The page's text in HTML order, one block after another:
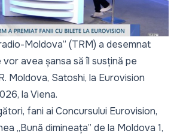
Moldova” (TRM) a desemnat
avea șansa să îl susțină pe
Moldova, Satoshi, la Eurovision
la Viena.
fani ai Concursului Eurovision,
„Bună dimineața” de la Moldova 1,